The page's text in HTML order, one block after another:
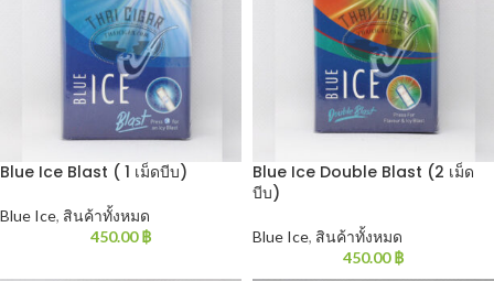
Blue Ice Blast ( 1 เม็ดบีบ)
Blue Ice, สินค้าทั้งหมด
450.00฿
Blue Ice Double Blast (2 เม็ด
บีบ)
Blue Ice, สินค้าทั้งหมด
450.00฿